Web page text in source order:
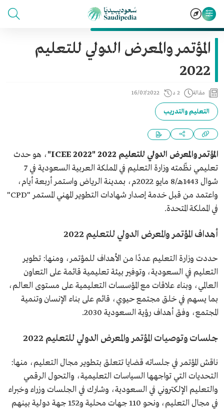
المؤتمر والمعرض الدولي للتعليم
2022
مقالة 2 د 16/07/2022
التعليم والتدريب
المؤتمر والمعرض الدولي للتعليم 2022 "ICEE 2022"
، هو حدث
تعليمي نظّمته وزارة التعليم في المملكة العربية السعودية في 7
شوال 1443هـ/8 مايو 2022م، بمدينة الرياض واستمر أربعة أيام،
واعتمد من قبل خدمة إصدار شهادات التطوير المهني المستمر "CPD"
في المملكة المتحدة.
أهداف المؤتمر والمعرض الدولي للتعليم 2022
حددت وزارة التعليم عددًا من الأهداف للمؤتمر، ومنها: تطوير
التعليم في السعودية، وتوفير بيئة تعليمية قائمة على التعاون
العالمي، وبناء علاقات مع المؤسسات التعليمية على مستوى العالم،
بما يسهم في خلق مجتمع حيوي، قائم على بناء الإنسان وتنمية
المجتمع، وفق أهداف رؤية السعودية 2030.
جلسات وتوصيات المؤتمر والمعرض الدولي للتعليم 2022
ناقش المؤتمر في جلساته قضايا تتعلق بتطوير مجال التعليم، منها:
التحديات التي تواجهها السياسات التعليمية، والتحول الرقمي
والتعليم الإلكتروني في السعودية، وشارك في الجلسات وزراء وخبراء
في مجال التعليم، ونحو 110 جهات محلية و152 جهة دولية بينهم